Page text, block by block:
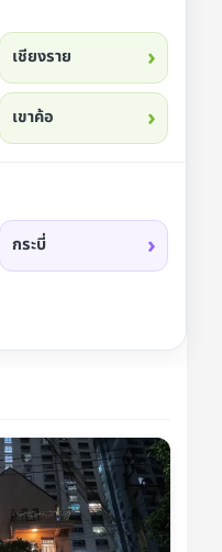
เชียงราย
เขาค้อ
กระบี่